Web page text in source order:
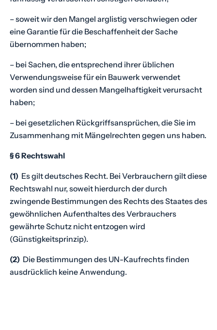
– soweit wir den Mangel arglistig verschwiegen oder
eine Garantie für die Beschaffenheit der Sache
übernommen haben;
– bei Sachen, die entsprechend ihrer üblichen
Verwendungsweise für ein Bauwerk verwendet
worden sind und dessen Mangelhaftigkeit verursacht
haben;
– bei gesetzlichen Rückgriffsansprüchen, die Sie im
Zusammenhang mit Mängelrechten gegen uns haben.
§ 6 Rechtswahl
(1) Es gilt deutsches Recht. Bei Verbrauchern gilt diese
Rechtswahl nur, soweit hierdurch der durch
zwingende Bestimmungen des Rechts des Staates des
gewöhnlichen Aufenthaltes des Verbrauchers
gewährte Schutz nicht entzogen wird
(Günstigkeitsprinzip).
(2) Die Bestimmungen des UN-Kaufrechts finden
ausdrücklich keine Anwendung.